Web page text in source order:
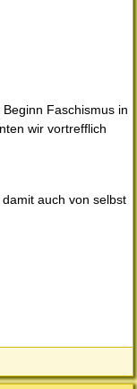
Faschismus in
wir vortrefflich
auch von selbst